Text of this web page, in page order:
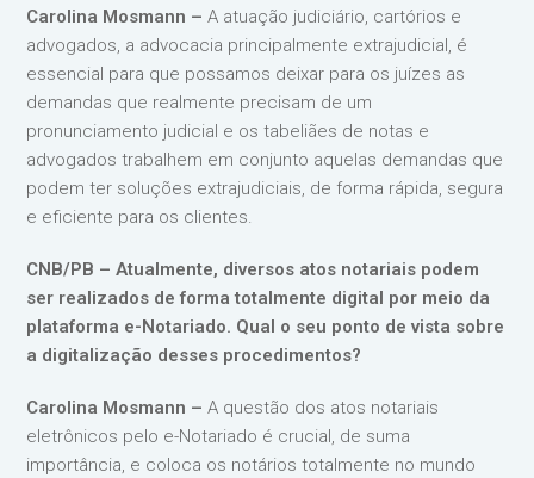
Carolina Mosmann –A atuação judiciário, cartórios e
advogados, a advocacia principalmente extrajudicial, é
essencial para que possamos deixar para os juízes as
demandas que realmente precisam de um
pronunciamento judicial e os tabeliães de notas e
advogados trabalhem em conjunto aquelas demandas que
podem ter soluções extrajudiciais, de forma rápida, segura
e eficiente para os clientes.
CNB/PB – Atualmente, diversos atos notariais podem
ser realizados de forma totalmente digital por meio da
plataforma e-Notariado. Qual o seu ponto de vista sobre
a digitalização desses procedimentos?
Carolina Mosmann –A questão dos atos notariais
eletrônicos pelo e-Notariado é crucial, de suma
importância, e coloca os notários totalmente no mundo